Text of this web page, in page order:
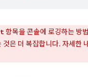
항목을 콘솔에 로깅하는 방
은 더 복잡합니다. 자세한